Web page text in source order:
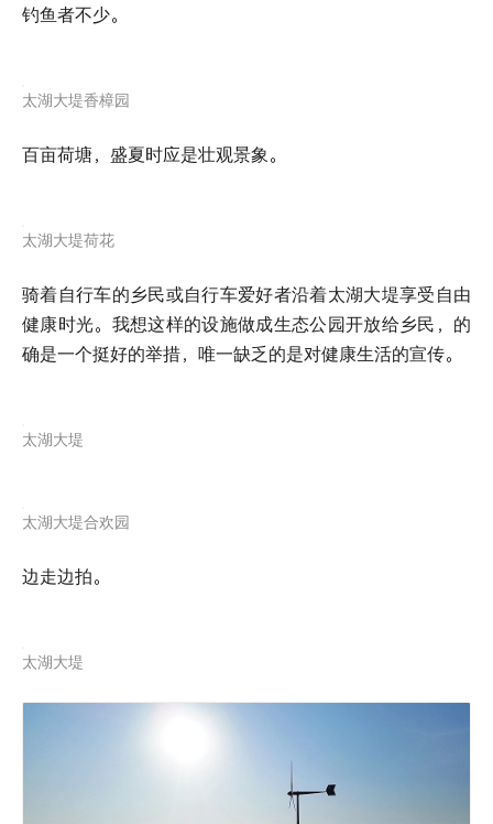
钓鱼者不少。
太湖大堤香樟园
百亩荷塘，盛夏时应是壮观景象。
太湖大堤荷花
骑着自行车的乡民或自行车爱好者沿着太湖大堤享受自由
健康时光。我想这样的设施做成生态公园开放给乡民，的
确是一个挺好的举措，唯一缺乏的是对健康生活的宣传。
太湖大堤
太湖大堤合欢园
边走边拍。
太湖大堤